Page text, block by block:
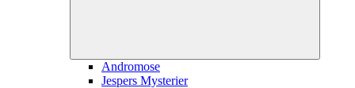
Andromose
Jespers Mysterier